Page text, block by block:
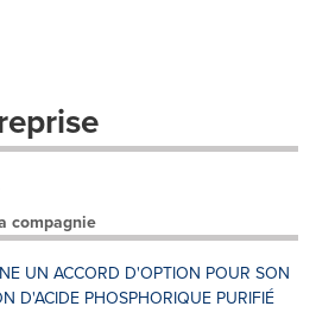
compagnie
UN ACCORD D'OPTION POUR SON
D'ACIDE PHOSPHORIQUE PURIFIÉ